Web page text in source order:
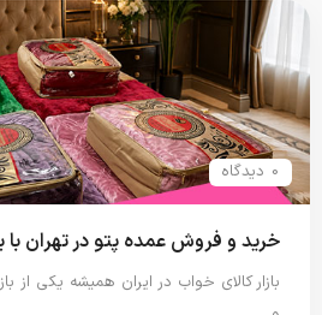
0 دیدگاه
خرید و فروش عمده پتو در تهران با
بازار کالای خواب در ایران همیشه یکی از